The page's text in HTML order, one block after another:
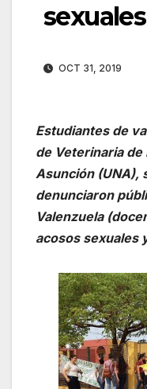
sexuales
OCT 31, 2019
Estudiantes de
de Veterinaria de
Asunción (UNA),
denunciaron
Valenzuela
acosos sexuales